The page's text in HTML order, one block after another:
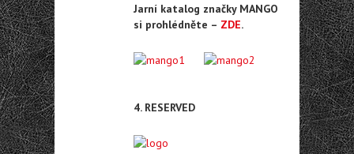
Jarní katalog značky MANGO
si prohlédněte – ZDE.
4. RESERVED